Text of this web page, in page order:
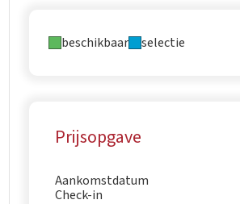
beschikbaar selectie
Prijsopgave
Aankomstdatum
Check-in